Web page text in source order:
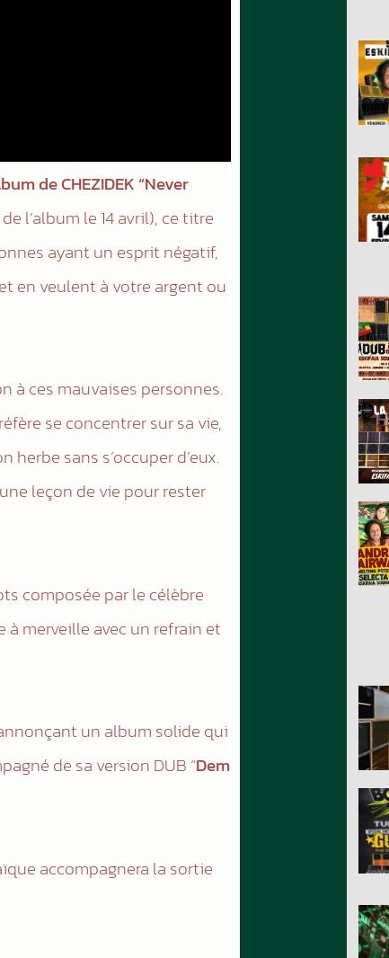
de CHEZIDEK “Never
l’album le 14 avril), ce titre
ayant un esprit négatif,
en veulent à votre argent ou
à ces mauvaises personnes.
se concentrer sur sa vie,
sans s’occuper d’eux.
leçon de vie pour rester
composée par le célèbre
à merveille avec un refrain et
un album solide qui
de sa version DUB “Dem
accompagnera la sortie